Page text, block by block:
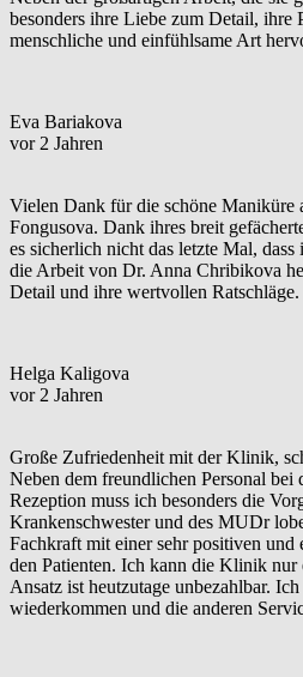
besonders ihre Liebe zum Detail, ihre
menschliche und einfühlsame Art
Eva Bariakova
vor 2 Jahren
Vielen Dank für die schöne Maniküre
Fongusova. Dank ihres breit
es sicherlich nicht das letzte Mal,
die Arbeit von Dr. Anna Chribikova
Detail und ihre wertvollen Ratschläge.
Helga Kaligova
vor 2 Jahren
Große Zufriedenheit mit der Klinik,
Neben dem freundlichen Personal bei
Rezeption muss ich besonders die
Krankenschwester und des MUDr
Fachkraft mit einer sehr positiven und
den Patienten. Ich kann die Klinik nur
Ansatz ist heutzutage unbezahlbar.
wiederkommen und die anderen